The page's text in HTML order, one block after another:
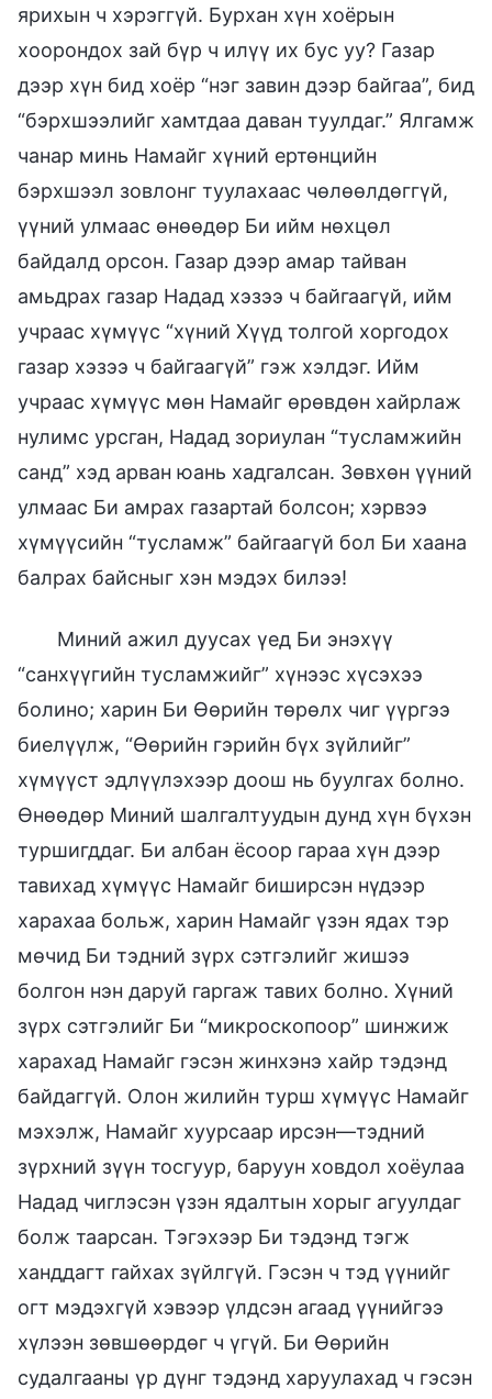
ярихын ч хэрэггүй. Бурхан хүн хоёрын
хоорондох зай бүр ч илүү их бус уу? Газар
дээр хүн бид хоёр “нэг завин дээр байгаа”, бид
“бэрхшээлийг хамтдаа даван туулдаг.” Ялгамж
чанар минь Намайг хүний ертөнцийн
бэрхшээл зовлонг туулахаас чөлөөлдөггүй,
үүний улмаас өнөөдөр Би ийм нөхцөл
байдалд орсон. Газар дээр амар тайван
амьдрах газар Надад хэзээ ч байгаагүй, ийм
учраас хүмүүс “хүний Хүүд толгой хоргодох
газар хэзээ ч байгаагүй” гэж хэлдэг. Ийм
учраас хүмүүс мөн Намайг өрөвдөн хайрлаж
нулимс урсган, Надад зориулан “тусламжийн
санд” хэд арван юань хадгалсан. Зөвхөн үүний
улмаас Би амрах газартай болсон; хэрвээ
хүмүүсийн “тусламж” байгаагүй бол Би хаана
балрах байсныг хэн мэдэх билээ!
Миний ажил дуусах үед Би энэхүү
“санхүүгийн тусламжийг” хүнээс хүсэхээ
болино; харин Би Өөрийн төрөлх чиг үүргээ
биелүүлж, “Өөрийн гэрийн бүх зүйлийг”
хүмүүст эдлүүлэхээр доош нь буулгах болно.
Өнөөдөр Миний шалгалтуудын дунд хүн бүхэн
туршигддаг. Би албан ёсоор гараа хүн дээр
тавихад хүмүүс Намайг биширсэн нүдээр
харахаа больж, харин Намайг үзэн ядах тэр
мөчид Би тэдний зүрх сэтгэлийг жишээ
болгон нэн даруй гаргаж тавих болно. Хүний
зүрх сэтгэлийг Би “микроскопоор” шинжиж
харахад Намайг гэсэн жинхэнэ хайр тэдэнд
байдаггүй. Олон жилийн турш хүмүүс Намайг
мэхэлж, Намайг хуурсаар ирсэн—тэдний
зүрхний зүүн тосгуур, баруун ховдол хоёулаа
Надад чиглэсэн үзэн ядалтын хорыг агуулдаг
болж таарсан. Тэгэхээр Би тэдэнд тэгж
ханддагт гайхах зүйлгүй. Гэсэн ч тэд үүнийг
огт мэдэхгүй хэвээр үлдсэн агаад үүнийгээ
хүлээн зөвшөөрдөг ч үгүй. Би Өөрийн
судалгааны үр дүнг тэдэнд харуулахад ч гэсэн